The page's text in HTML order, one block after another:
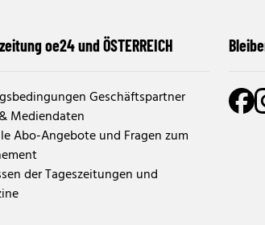
oe24 und ÖSTERREICH
Geschäftspartner
Mediendaten
Abo-Angebote und Fragen zum
der Tageszeitungen und